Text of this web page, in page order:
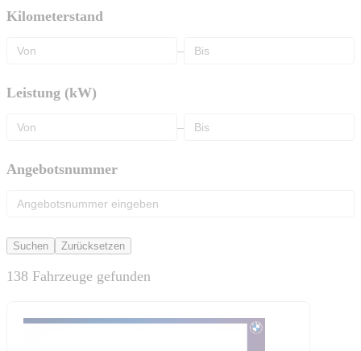
Kilometerstand
–
Leistung (kW)
–
Angebotsnummer
Suchen Zurücksetzen
138 Fahrzeuge gefunden